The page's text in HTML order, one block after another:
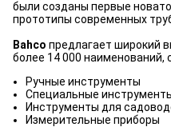
были созданы первые
прототипы современных
Bahco предлагает широкий
более 14 000 наименований,
Ручные инструменты
Специальные
Инструменты для
Измерительные приборы